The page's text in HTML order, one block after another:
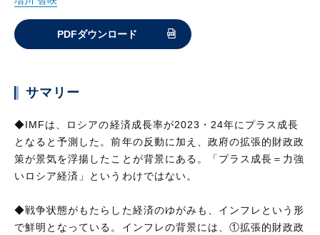
PDFダウンロード
サマリー
◆IMFは、ロシアの経済成長率が2023・24年にプラス成長
となると予測した。前年の反動に加え、政府の拡張的財政政
策が景気を浮揚したことが背景にある。「プラス成長＝力強
いロシア経済」というわけではない。
◆戦争状態がもたらした経済のゆがみも、インフレという形
で鮮明となっている。インフレの背景には、①拡張的財政政